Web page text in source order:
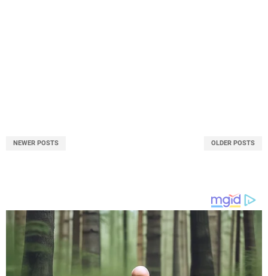
NEWER POSTS OLDER POSTS